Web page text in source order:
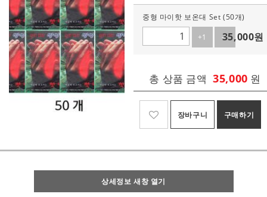
중형 마이핫 보온대 Set (50개)
+1
-1
35,000원
총 상품 금액 35,000 원
장바구니 구매하기
상세정보 새창 열기